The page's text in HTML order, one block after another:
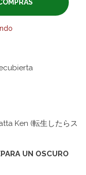
Ken (転生したらス
UN OSCURO